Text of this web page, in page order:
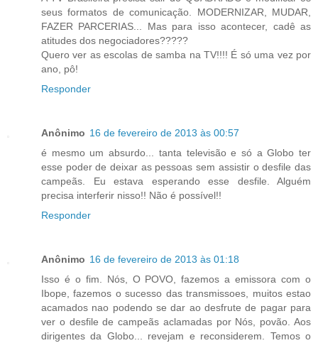
seus formatos de comunicação. MODERNIZAR, MUDAR,
FAZER PARCERIAS... Mas para isso acontecer, cadê as
atitudes dos negociadores?????
Quero ver as escolas de samba na TV!!!! É só uma vez por
ano, pô!
Responder
Anônimo 16 de fevereiro de 2013 às 00:57
é mesmo um absurdo... tanta televisão e só a Globo ter
esse poder de deixar as pessoas sem assistir o desfile das
campeãs. Eu estava esperando esse desfile. Alguém
precisa interferir nisso!! Não é possível!!
Responder
Anônimo 16 de fevereiro de 2013 às 01:18
Isso é o fim. Nós, O POVO, fazemos a emissora com o
Ibope, fazemos o sucesso das transmissoes, muitos estao
acamados nao podendo se dar ao desfrute de pagar para
ver o desfile de campeãs aclamadas por Nós, povão. Aos
dirigentes da Globo... revejam e reconsiderem. Temos o